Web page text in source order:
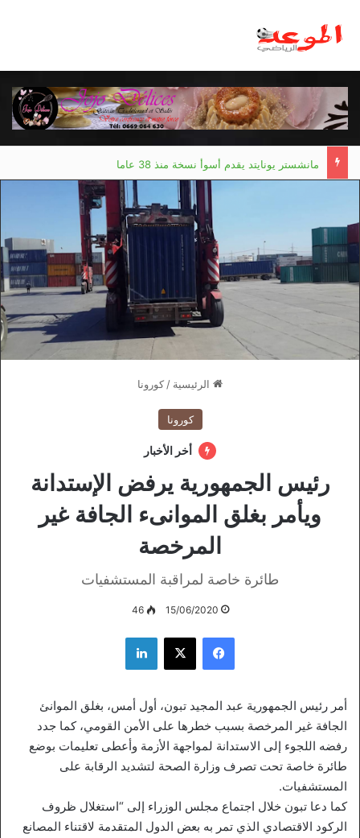
مانشستر يونايتد يقدم أسوأ نسخة منذ 38 عاما
الرئيسية /كورونا
كورونا
أخر الأخبار
رئيس الجمهورية يرفض الإستدانة
ويأمر بغلق الموانىء الجافة غير
المرخصة
طائرة خاصة لمراقبة المستشفيات
15/06/2020
46
فيسبوك ‫X لينكدإن
أمر رئيس الجمهورية عبد المجيد تبون، أول أمس، بغلق الموانئ
الجافة غير المرخصة بسبب خطرها على الأمن القومي، كما جدد
رفضه اللجوء إلى الاستدانة لمواجهة الأزمة وأعطى تعليمات بوضع
طائرة خاصة تحت تصرف وزارة الصحة لتشديد الرقابة على
المستشفيات.
كما دعا تبون خلال اجتماع مجلس الوزراء إلى “استغلال ظروف
الركود الاقتصادي الذي تمر به بعض الدول المتقدمة لاقتناء المصانع